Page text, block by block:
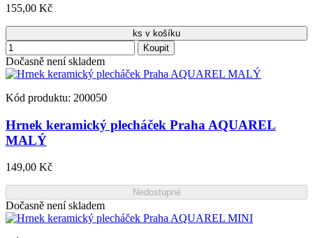
155,00 Kč
ks v košíku
Koupit
Dočasně není skladem
Kód produktu: 200050
Hrnek keramický plecháček Praha AQUAREL
MALÝ
149,00 Kč
Nedostupné
Dočasně není skladem